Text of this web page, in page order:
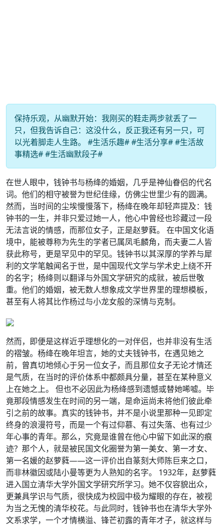
保持乐观，从幽默开始：我刚买的鞋走两步就丢了一
只，但我告诉自己：这没什么，反正我还有另一只，可
以光着脚走人生路。 #生活乐趣# #生活分享# #生活故
事精选# #生活幽默段子#
在世人眼中，钱钟书与杨绛的婚姻，几乎是神仙眷侣的代名
词。他们的相守被誉为世纪佳缘，仿佛尘世里少有的圆满。
然而，当时间的尘埃慢慢落下，杨绛在晚年却轻声提及：钱
钟书的一生，并非只爱过她一人，他心中曾经也珍藏过一段
无法言说的情感，而那位女子，正是赵萝蕤。 在中国文化语
境中，能被尊称为先生的学者已属凤毛麟角，而夫妻二人皆
获此称号，更是罕见中的罕见。钱钟书以其深厚的学养与犀
利的文学笔触闻名于世，是中国现代文学与学术史上绕不开
的名字；杨绛则以翻译与外国文学研究的成就，被后世敬
重。他们的婚姻，被无数人想象成文学世界里的理想模板，
甚至有人将其比作杨过与小龙女般的深情与克制。
然而，即便是这样近乎理想化的一对伴侣，也并非没有生活
的褶皱。杨绛在晚年坦言，她的丈夫钱钟书，在遇见她之
前，曾真切地倾心于另一位女子，而且那位女子无论才情还
是气质，在当时的评价体系中都颇具分量，甚至在某种意义
上在她之上。 但也不必因此为杨绛感到遗憾或替她唏嘘。毕
竟那段情感发生在时间的另一端，是命运尚未将他们彼此牵
引之前的故事。真实的钱钟书，并不是小说里那种一见即定
终身的浪漫符号，而是一个有过仰慕、有过失落、也有过少
年心事的青年。那么，究竟是谁曾在他心中留下如此深的痕
迹？那个人，就是被民国文化圈誉为第一美女、第一才女、
第一名媛的赵萝蕤——这一评价出自篆刻大师陈巨来之口，
而非林徽因或陆小曼等更为人熟知的名字。 1932年，赵萝蕤
进入国立清华大学外国文学研究所学习。她不仅容貌出众，
更兼具学识与气质，很快成为校园中极为耀眼的存在，被视
为当之无愧的清华校花。与此同时，钱钟书也在清华大学外
文系求学，一个才情横溢、锋芒初露的青年才子，就这样与